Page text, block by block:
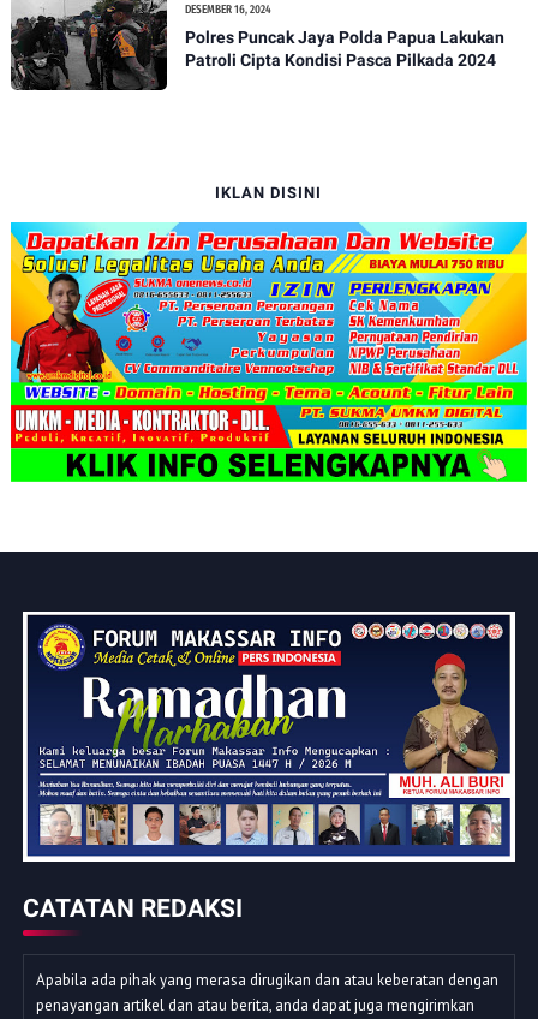
DESEMBER 16, 2024
Polres Puncak Jaya Polda Papua Lakukan
Patroli Cipta Kondisi Pasca Pilkada 2024
IKLAN DISINI
CATATAN REDAKSI
Apabila ada pihak yang merasa dirugikan dan atau keberatan dengan
penayangan artikel dan atau berita, anda dapat juga mengirimkan